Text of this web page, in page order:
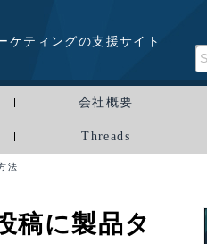
ケティングの支援サイト
会社概要
Threads
法
稿に製品タ